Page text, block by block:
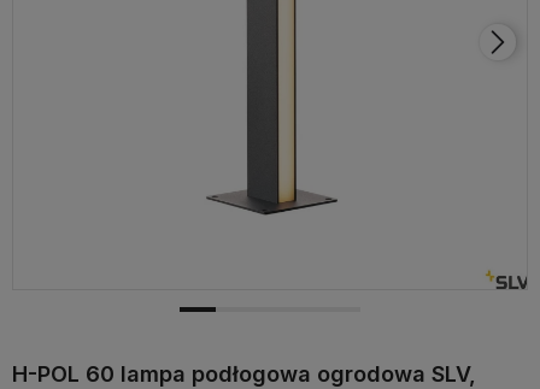
H-POL 60 lampa podłogowa ogrodowa SLV,